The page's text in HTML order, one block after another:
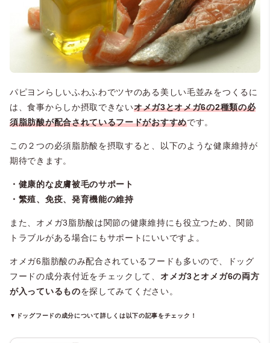
パピヨンらしいふわふわでツヤのある美しい毛並みをつくるに
は、食事からしか摂取できないオメガ3とオメガ6の2種類の必
須脂肪酸が配合されているフードがおすすめです。
この２つの必須脂肪酸を摂取すると、以下のような健康維持が
期待できます。
・健康的な皮膚被毛のサポート
・繁殖、免疫、発育機能の維持
また、オメガ3脂肪酸は関節の健康維持にも役立つため、関節
トラブルがある場合にもサポートにいいですよ。
オメガ6脂肪酸のみ配合されているフードも多いので、ドッグ
フードの成分表付近をチェックして、 オメガ3とオメガ6の両方
が入っているものを探してみてください。
▼ドッグフードの成分について詳しくは以下の記事をチェック！